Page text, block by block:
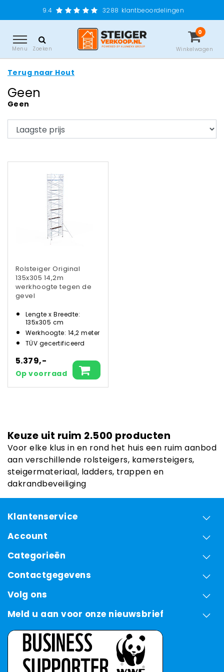
9.4 3288 klantbeoordelingen
Menu Zoeken
0
Winkelwagen
Terug naar Hout
Geen
Geen
Rolsteiger Original
135x305 14,2m
werkhoogte tegen de
gevel
Lengte x Breedte:
135x305 cm
Werkhoogte: 14,2 meter
TÜV gecertificeerd
5.379,-
Op voorraad
Keuze uit ruim 2.500 producten
Voor elke klus in en rond het huis een ruim aanbod
aan verschillende rolsteigers, kamersteigers,
steigermateriaal, ladders, trappen en
dakrandbeveiliging
Klantenservice
Account
Categorieën
Contactgegevens
Volg ons
Meld u aan voor onze nieuwsbrief